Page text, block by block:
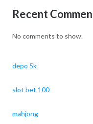
Recent
No comments to show.
depo 5k
slot bet 100
mahjong